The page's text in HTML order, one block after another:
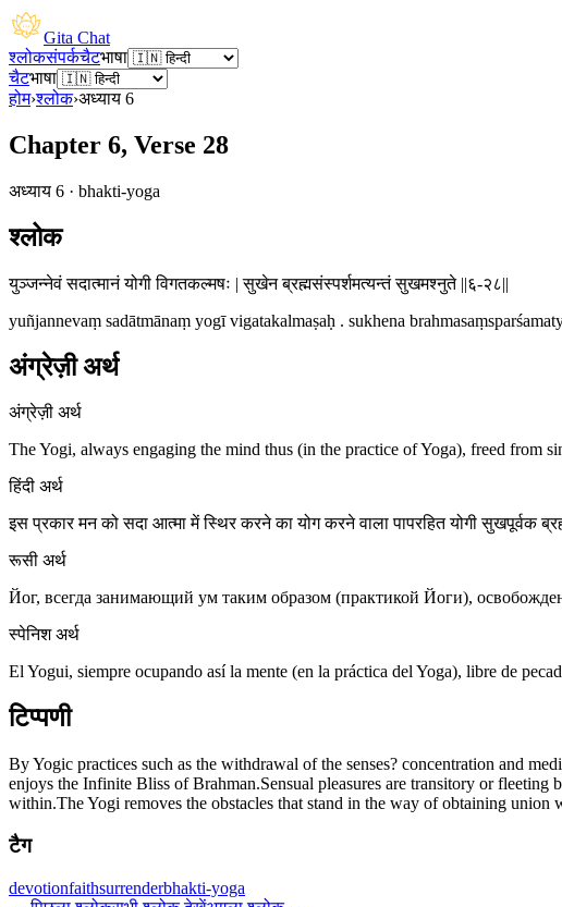
Gita Chat
श्लोकसंपर्कचैटभाषा
चैटभाषा
होम›श्लोक›अध्याय 6
Chapter 6, Verse 28
अध्याय 6 · bhakti-yoga
श्लोक
युञ्जन्नेवं सदात्मानं योगी विगतकल्मषः | सुखेन ब्रह्मसंस्पर्शमत्यन्तं सुखमश्नुते ||६-२८||
yuñjannevaṃ sadātmānaṃ yogī vigatakalmaṣaḥ . sukhena
अंग्रेज़ी अर्थ
अंग्रेज़ी अर्थ
The Yogi, always engaging the mind thus (in the practice of Yoga), freed from
हिंदी अर्थ
इस प्रकार मन को सदा आत्मा में स्थिर करने का योग करने वाला पापरहित योगी सुखपूर्वक
रूसी अर्थ
Йог, всегда занимающий ум таким образом (практикой Йоги),
स्पेनिश अर्थ
El Yogui, siempre ocupando así la mente (en la práctica del Yoga), libre de
टिप्पणी
By Yogic practices such as the withdrawal of the senses? concentration and
enjoys the Infinite Bliss of Brahman.Sensual pleasures are transitory or
within.The Yogi removes the obstacles that stand in the way of obtaining
टैग
devotionfaithsurrenderbhakti-yoga